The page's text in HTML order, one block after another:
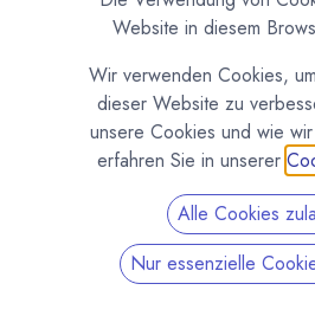
Selbstklebende
Verpackung für Tafelschokolade.
alle gängigen Tafelformate. Mit
deine Tafeln schnell und sicher
Website in diesem
Wir verwenden Cookies,
dieser Website zu
unsere Cookies und wie
erfahren Sie in unserer
Alle Cookies
Nur essenzielle